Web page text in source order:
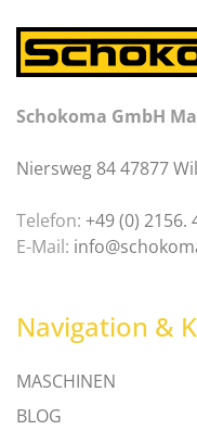
Schokoma GmbH
Niersweg 84 47877
Telefon: +49 (0) 2156.
E-Mail:
Navigation &
MASCHINEN
BLOG